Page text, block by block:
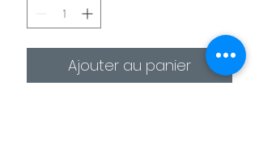
Ajouter au panier